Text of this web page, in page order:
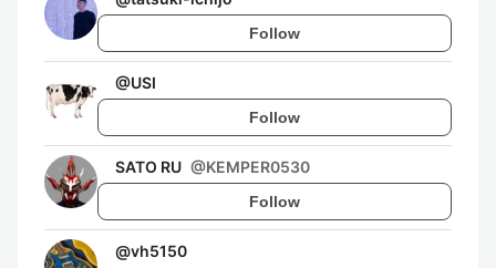
Follow
@USI
Follow
SATO RU @KEMPER0530
Follow
@vh5150